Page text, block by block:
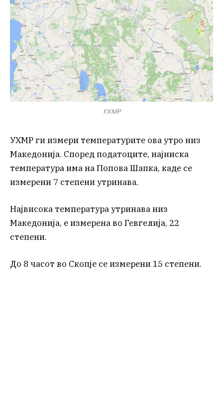
УХМР
УХМР ги измери температурите ова утро низ
Македонија. Според податоците, најниска
температура има на Попова Шапка, каде се
измерени 7 степени утринава.
Највисока температура утринава низ
Македонија, е измерена во Гевгелија, 22
степени.
До 8 часот во Скопје се измерени 15 степени.